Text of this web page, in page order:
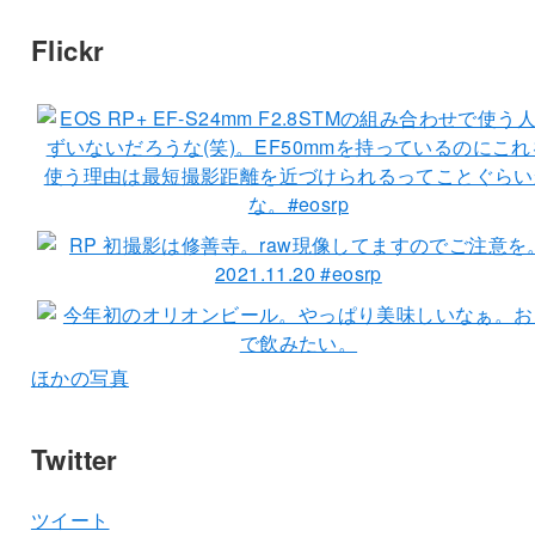
Flickr
ほかの写真
Twitter
ツイート